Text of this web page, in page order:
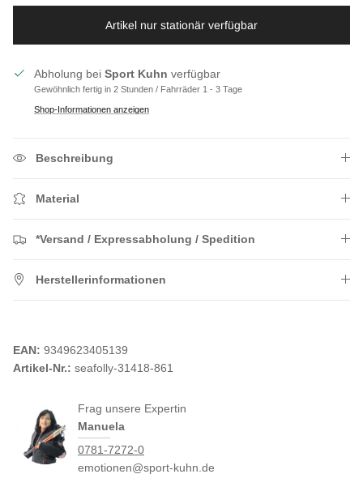
Artikel nur stationär verfügbar
Abholung bei Sport Kuhn verfügbar
Gewöhnlich fertig in 2 Stunden / Fahrräder 1 - 3 Tage
Shop-Informationen anzeigen
Beschreibung
Material
*Versand / Expressabholung / Spedition
Herstellerinformationen
EAN: 9349623405139
Artikel-Nr.: seafolly-31418-861
Frag unsere Expertin
Manuela
0781-7272-0
emotionen@sport-kuhn.de